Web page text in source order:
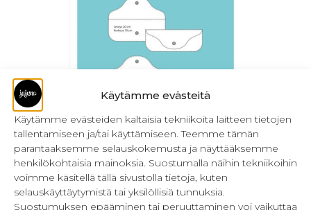
Käytämme evästeitä
Käytämme evästeiden kaltaisia tekniikoita laitteen tietojen
tallentamiseen ja/tai käyttämiseen. Teemme tämän
parantaaksemme selauskokemusta ja näyttääksemme
henkilökohtaisia mainoksia. Suostumalla näihin tekniikoihin
voimme käsitellä tällä sivustolla tietoja, kuten
selauskäyttäytymistä tai yksilöllisiä tunnuksia.
Suostumuksen epääminen tai peruuttaminen voi vaikuttaa
PDF Aurinko- ja silmälasikotelo
1,90€ Sis. ALV
Lisää ostoskoriin